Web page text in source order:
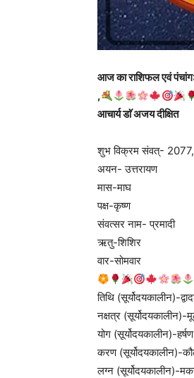
आज का राशिफल एवं
,
आचार्य डाॅ अजय दीक्षित
शुभ विक्रम संवत्-
अयन- उत्तरायण
मास-माघ
पक्ष-कृष्ण
संवत्सर नाम- प्रमादी
ऋतु-शिशिर
वार-सोमवार
तिथि (सूर्योदयकालीन)-
नक्षत्र (सूर्योदयकालीन)-
योग (सूर्योदयकालीन)-हर्षण
करण (सूर्योदयकालीन)-
लग्न (सूर्योदयकालीन)-